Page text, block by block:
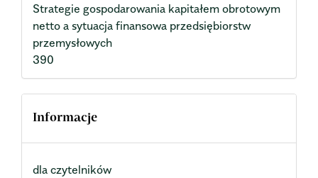
Strategie gospodarowania kapitałem obrotowym
netto a sytuacja finansowa przedsiębiorstw
przemysłowych
390
Informacje
dla czytelników